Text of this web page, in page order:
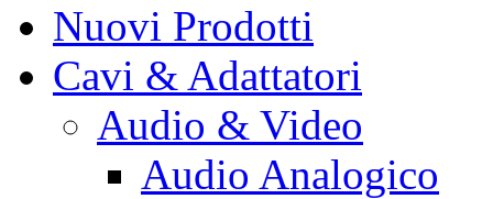
Nuovi Prodotti
Cavi & Adattatori
Audio & Video
Audio Analogico